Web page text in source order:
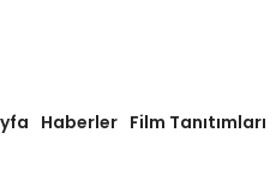
Haberler Film Tanıtımları